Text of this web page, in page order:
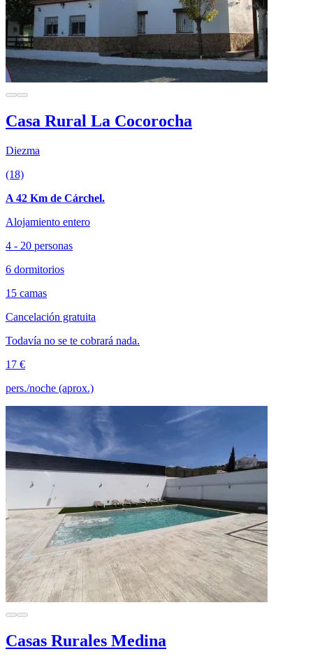
Casa Rural La Cocorocha
Diezma
(18)
A 42 Km de Cárchel.
Alojamiento entero
4 - 20 personas
6 dormitorios
15 camas
Cancelación gratuita
Todavía no se te cobrará nada.
17 €
pers./noche (aprox.)
Casas Rurales Medina